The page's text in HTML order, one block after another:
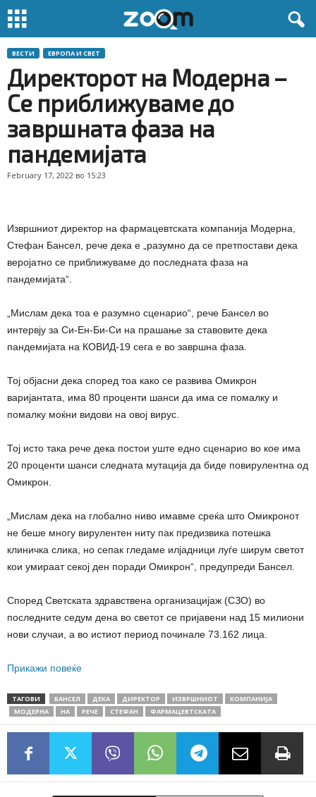
ВЕСТИ ЕВРОПА И СВЕТ
Директорот на Модерна –
Се приближуваме до
завршната фаза на
пандемијата
February 17, 2022 во 15:23
Извршниот директор на фармацевтската компанија Модерна,
Стефан Бансел, рече дека е „разумно да се претпостави дека
веројатно се приближуваме до последната фаза на
пандемијата“.
„Мислам дека тоа е разумно сценарио“, рече Бансел во
интервју за Си-Ен-Би-Си на прашање за ставовите дека
пандемијата на КОВИД-19 сега е во завршна фаза.
Тој објасни дека според тоа како се развива Омикрон
варијантата, има 80 проценти шанси да има се помалку и
помалку моќни видови на овој вирус.
Тој исто така рече дека постои уште едно сценарио во кое има
20 проценти шанси следната мутација да биде повирулентна од
Омикрон.
„Мислам дека на глобално ниво имавме среќа што Омикронот
не беше многу вирулентен ниту пак предизвика потешка
клиничка слика, но сепак гледаме илјадници луѓе ширум светот
кои умираат секој ден поради Омикрон“, предупреди Бансел.
Според Светската здравствена организацијаж (СЗО) во
последните седум дена во светот се пријавени над 15 милиони
нови случаи, а во истиот период починале 73.162 лица.
Прикажи повеќе
ТАГОВИ БАНСЕЛ ДЕКА ДИРЕКТОР ИЗВРШНИОТ
КОМПАНИЈА
МОДЕРНА
НА РЕЧЕ СТЕФАН ФАРМАЦЕВТСКАТА